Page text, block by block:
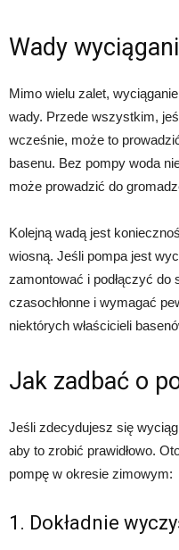
Wady
Mimo wielu zalet,
wady. Przede wszystkim,
wcześnie, może to
basenu. Bez pompy woda
może prowadzić do
Kolejną wadą jest
wiosną. Jeśli pompa jest
zamontować i podłączyć do
czasochłonne i wymagać
niektórych właścicieli
Jak zadbać o
Jeśli zdecydujesz się
aby to zrobić prawidłowo.
pompę w okresie zimowym:
1. Dokładnie